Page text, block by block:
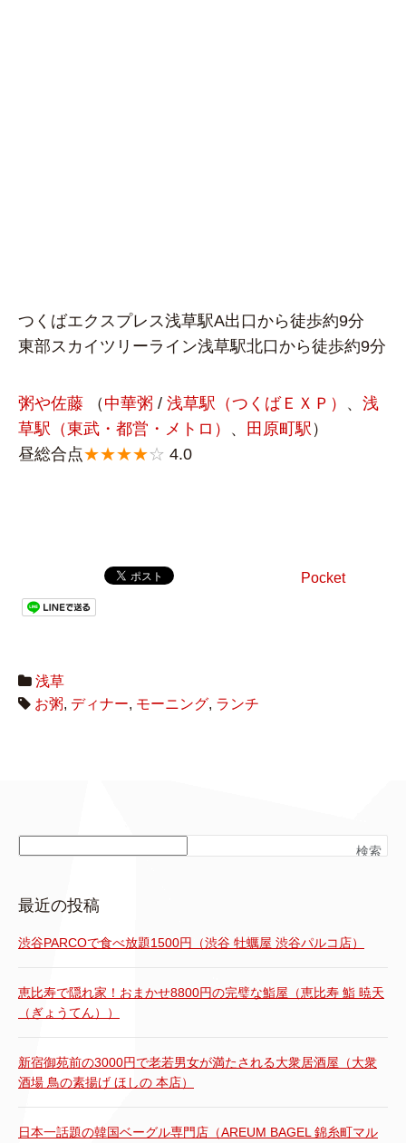
つくばエクスプレス浅草駅A出口から徒歩約9分
東部スカイツリーライン浅草駅北口から徒歩約9分
粥や佐藤 （ 中華粥 / 浅草駅（つくばＥＸＰ） 、 浅
草駅（東武・都営・メトロ） 、 田原町駅 ）
昼総合点★★★★☆ 4.0
Pocket
浅草
お粥, ディナー, モーニング, ランチ
検索
最近の投稿
渋谷PARCOで食べ放題1500円（渋谷 牡蠣屋 渋谷パルコ店）
恵比寿で隠れ家！おまかせ8800円の完璧な鮨屋（恵比寿 鮨 暁天
（ぎょうてん））
新宿御苑前の3000円で老若男女が満たされる大衆居酒屋（大衆
酒場 鳥の素揚げ ほしの 本店）
日本一話題の韓国ベーグル専門店（AREUM BAGEL 錦糸町マル